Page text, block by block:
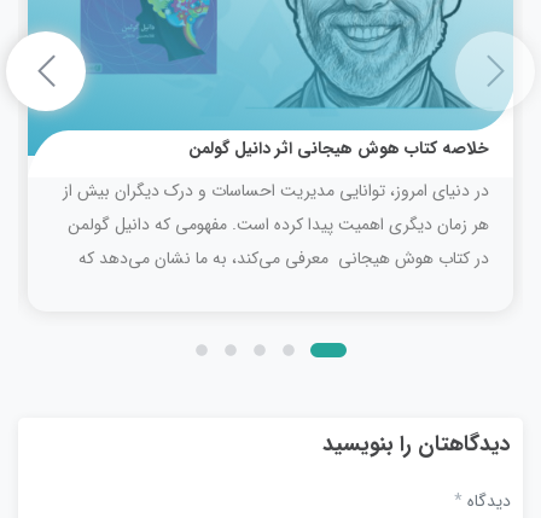
خلاصه کتاب هوش هیجانی اثر دانیل گولمن
در دنیای امروز، توانایی مدیریت احساسات و درک دیگران بیش از
هر زمان دیگری اهمیت پیدا کرده است. مفهومی که دانیل گولمن
در کتاب هوش هیجانی معرفی می‌کند، به ما نشان می‌دهد که
دیدگاهتان را بنویسید
دیدگاه *